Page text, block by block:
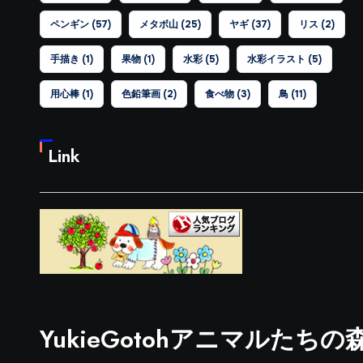
ペンギン (57) メタボ山 (25) ヤギ(37) リス (2)
手描き (1) 果物 (1) 水彩 (5) 水彩イラスト (5)
用心棒 (1) 色鉛筆画 (2) 食べ物 (3) 鳥 (11)
Link
YukieGotohアニマルたちの